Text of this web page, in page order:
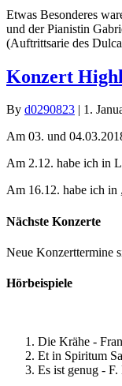
Etwas Besonderes
und der Pianistin
(Auftrittsarie des
Konzert
By d0290823
1.
Am 03. und
Am 2.12. habe ich in
Am 16.12. habe ich in
Nächste Konzerte
Neue Konzerttermine
Hörbeispiele
Die Krähe -
Et in Spiritum
Es ist genug -